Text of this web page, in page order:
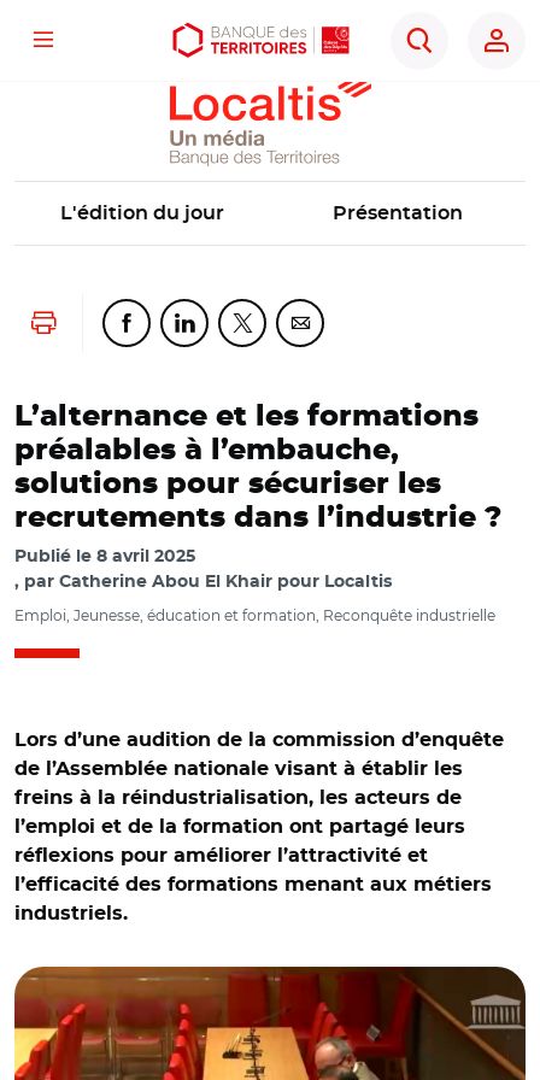
Aller
Aller
Ouvrir
d'accessibilité
Menu
Rechercher
Localtis
L'édition du jour Présentation
Lancer l'impressionPartager cette page sur Facebook
Partager cette page sur Linkedin
Partager cette page sur Twitter
Partager cette page sur
L’alternance et les formations
préalables à l’embauche,
solutions pour sécuriser les
recrutements dans l’industrie ?
Publié le 8 avril 2025
par Catherine Abou El Khair pour Localtis
Emploi, Jeunesse, éducation et formation, Reconquête industrielle
Lors d’une audition de la commission d’enquête
de l’Assemblée nationale visant à établir les
freins à la réindustrialisation, les acteurs de
l’emploi et de la formation ont partagé leurs
réflexions pour améliorer l’attractivité et
l’efficacité des formations menant aux métiers
industriels.
© Capture vidéo Assemblée nationale/ Aymeric Morin,